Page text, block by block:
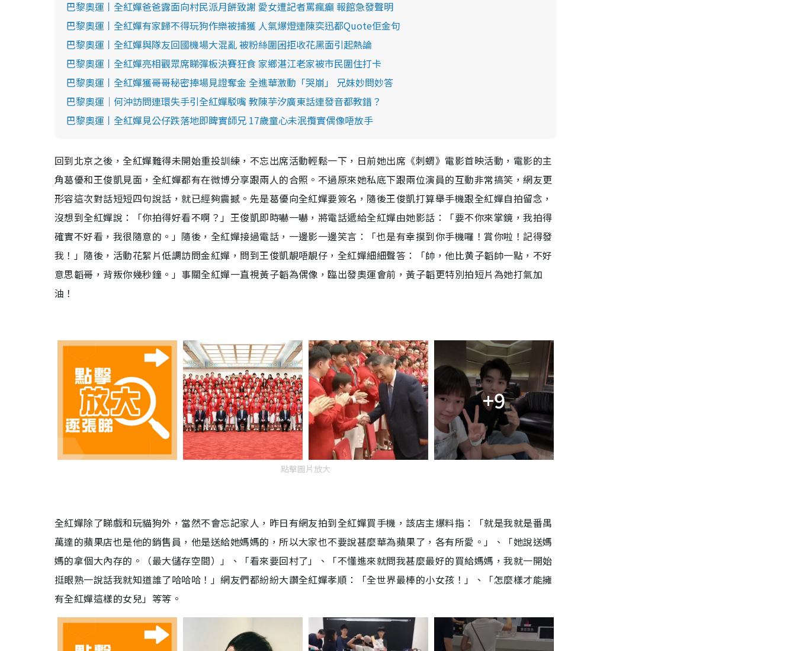
巴黎奧運丨全紅嬋爸爸露面向村民派月餅致謝 愛女遭記者罵瘋癲 報館急發聲明
巴黎奧運丨全紅嬋有家歸不得玩狗作樂被捕獲 人氣爆燈連陳奕迅都Quote佢金句
巴黎奧運丨全紅嬋與隊友回國機場大混亂 被粉絲圍困拒收花黑面引起熱論
巴黎奧運丨全紅嬋亮相觀眾席睇彈板決賽狂食 家鄉湛江老家被市民圍住打卡
巴黎奧運丨全紅嬋獲哥哥秘密捧場見證奪金 全進華激動「哭崩」 兄妹妙問妙答
巴黎奧運｜何沖訪問連環失手引全紅嬋駁嘴 教陳芋汐廣東話連發音都教錯？
巴黎奧運丨全紅嬋見公仔跌落地即睥實師兄 17歲童心未泯攬實偶像唔放手
回到北京之後，全紅嬋難得未開始重投訓練，不忘出席活動輕鬆一下，日前她出席《刺蝟》電影首映活動，電影的主
角葛優和王俊凱見面，全紅嬋都有在微博分享跟兩人的合照。不過原來她私底下跟兩位演員的互動非常搞笑，網友更
形容這次對話短短四句說話，就已經夠震撼。先是葛優向全紅嬋要簽名，隨後王俊凱打算舉手機跟全紅嬋自拍留念，
沒想到全紅嬋說：「你拍得好看不啊？」王俊凱即時嚇一嚇，將電話遞給全紅嬋由她影話：「要不你來掌鏡，我拍得
確實不好看，我很隨意的。」隨後，全紅嬋接過電話，一邊影一邊笑言：「也是有幸摸到你手機囉！賞你啦！記得發
我！」隨後，活動花絮片低調訪問金紅嬋，問到王俊凱靚唔靚仔，全紅嬋細細聲答：「帥，他比黄子韜帥一點，不好
意思韜哥，背叛你幾秒鐘。」事關全紅嬋一直視黃子韜為偶像，臨出發奧運會前，黃子韜更特別拍短片為她打氣加
油！
+9
點擊圖片放大
全紅嬋除了睇戲和玩貓狗外，當然不會忘記家人，昨日有網友拍到全紅嬋買手機，該店主爆料指：「就是我就是番禺
萬達的蘋果店也是他的銷售員，他是送給她媽媽的，所以大家也不要說甚麼華為蘋果了，各有所愛。」、「她說送媽
媽的拿個大內存的。（最大儲存空間）」、「看來要回村了」、「不懂進來就問我甚麼最好的買給媽媽，我就一開始
挺眼熟一說話我就知道誰了哈哈哈！」網友們都紛紛大讚全紅嬋孝順：「全世界最棒的小女孩！」、「怎麼樣才能擁
有全紅嬋這樣的女兒」等等。